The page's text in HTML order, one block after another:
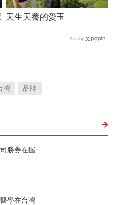
天生天養的愛玉
Ads by
灣 品牌
勝券在握
學在台灣